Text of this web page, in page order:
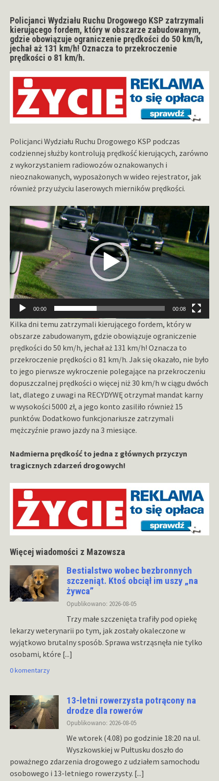
Policjanci Wydziału Ruchu Drogowego KSP zatrzymali
kierującego fordem, który w obszarze zabudowanym,
gdzie obowiązuje ograniczenie prędkości do 50 km/h,
jechał aż 131 km/h! Oznacza to przekroczenie
prędkości o 81 km/h.
Policjanci Wydziału Ruchu Drogowego KSP podczas
codziennej służby kontrolują prędkość kierujących, zarówno
z wykorzystaniem radiowozów oznakowanych i
nieoznakowanych, wyposażonych w wideo rejestrator, jak
również przy użyciu laserowych mierników prędkości.
Odtwarzacz
video
00:00 00:08
Kilka dni temu zatrzymali kierującego fordem, który w
obszarze zabudowanym, gdzie obowiązuje ograniczenie
prędkości do 50 km/h, jechał aż 131 km/h! Oznacza to
przekroczenie prędkości o 81 km/h. Jak się okazało, nie było
to jego pierwsze wykroczenie polegające na przekroczeniu
dopuszczalnej prędkości o więcej niż 30 km/h w ciągu dwóch
lat, dlatego z uwagi na RECYDYWĘ otrzymał mandat karny
w wysokości 5000 zł, a jego konto zasiliło również 15
punktów. Dodatkowo funkcjonariusze zatrzymali
mężczyźnie prawo jazdy na 3 miesiące.
Nadmierna prędkość to jedna z głównych przyczyn
tragicznych zdarzeń drogowych!
Więcej wiadomości z Mazowsza
Bestialstwo wobec bezbronnych
szczeniąt. Ktoś obciął im uszy „na
żywca”
Opublikowano: 2026-08-05
Trzy małe szczenięta trafiły pod opiekę
lekarzy weterynarii po tym, jak zostały okaleczone w
wyjątkowo brutalny sposób. Sprawa wstrząsnęła nie tylko
osobami, które [...]
0 komentarzy
13-letni rowerzysta potrącony na
drodze dla rowerów
Opublikowano: 2026-08-05
We wtorek (4.08) po godzinie 18:20 na ul.
Wyszkowskiej w Pułtusku doszło do
poważnego zdarzenia drogowego z udziałem samochodu
osobowego i 13-letniego rowerzysty. [...]